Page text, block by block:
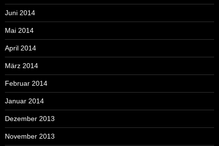
Juni 2014
Mai 2014
April 2014
März 2014
Februar 2014
Januar 2014
Dezember 2013
November 2013